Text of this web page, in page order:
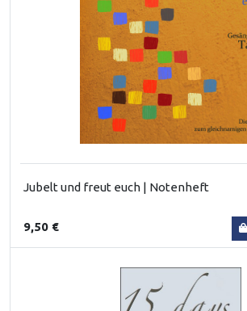
Jubelt und freut euch | Notenheft
9,50 €